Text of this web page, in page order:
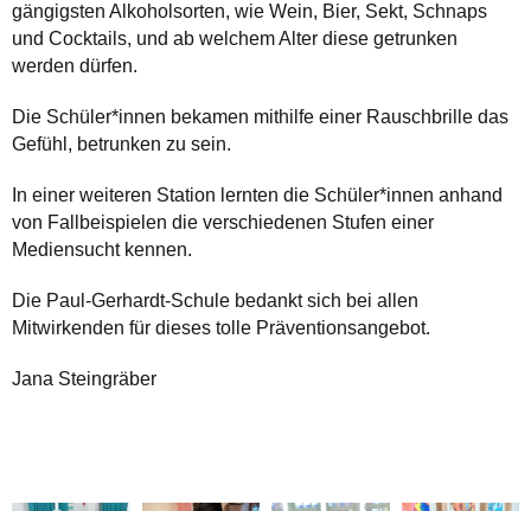
gängigsten Alkoholsorten, wie Wein, Bier, Sekt, Schnaps
und Cocktails, und ab welchem Alter diese getrunken
werden dürfen.
Die Schüler*innen bekamen mithilfe einer Rauschbrille das
Gefühl, betrunken zu sein.
In einer weiteren Station lernten die Schüler*innen anhand
von Fallbeispielen die verschiedenen Stufen einer
Mediensucht kennen.
Die Paul-Gerhardt-Schule bedankt sich bei allen
Mitwirkenden für dieses tolle Präventionsangebot.
Jana Steingräber